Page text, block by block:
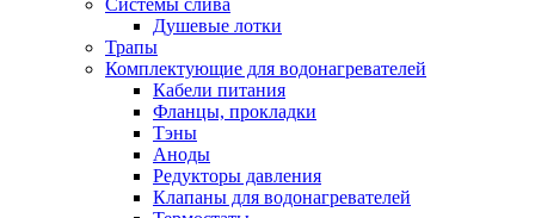
Обмен и возврат товара
Душевые лотки
Трапы
Комплектующие для водонагревателей
Кабели питания
Фланцы, прокладки
Тэны
Аноды
Редукторы давления
Клапаны для водонагревателей